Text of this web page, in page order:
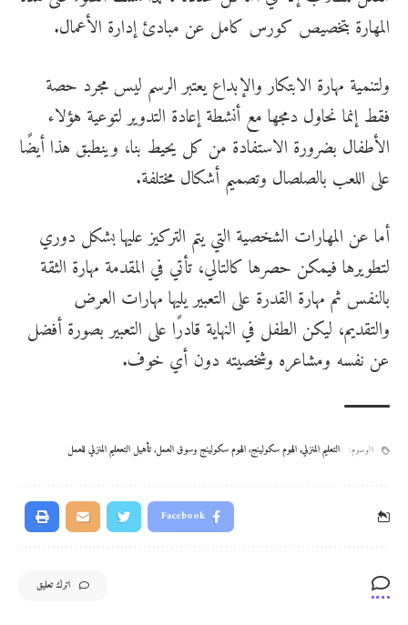
المهارة بتخصيص كورس كامل عن مبادئ إدارة الأعمال.
ولتنمية مهارة الابتكار والإبداع يعتبر الرسم ليس مجرد حصة
فقط إنما نحاول دمجها مع أنشطة إعادة التدوير لتوعية هؤلاء
الأطفال بضرورة الاستفادة من كل يحيط بنا، وينطبق هذا أيضًا
على اللعب بالصلصال وتصميم أشكال مختلفة.
أما عن المهارات الشخصية التي يتم التركيز عليها بشكل دوري
لتطويرها فيمكن حصرها كالتالي، تأتي في المقدمة مهارة الثقة
بالنفس ثم مهارة القدرة على التعبير يليها مهارات العرض
والتقديم، ليكن الطفل في النهاية قادرًا على التعبير بصورة أفضل
عن نفسه ومشاعره وشخصيته دون أي خوف.
الوسوم: التعليم المنزلي,الهوم سكولينج,الهوم سكولينج وسوق العمل,تأهيل التععليم المنزلي للعمل
Facebook
اترك تعليق